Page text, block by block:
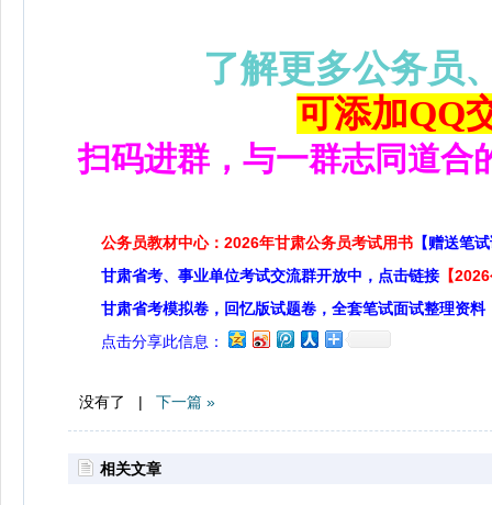
了解更多公务员
可添加QQ
扫码进群，与一群志同道合
公务员教材中心：2026年甘肃公务员考试用书 【赠送笔
甘肃省考、事业单位考试交流群开放中，点击链接 【
甘肃省考模拟卷，回忆版试题卷，全套笔试面试整理资料
点击分享此信息：
没有了 | 下一篇 »
相关文章